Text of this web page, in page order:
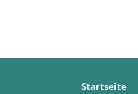
Startseite